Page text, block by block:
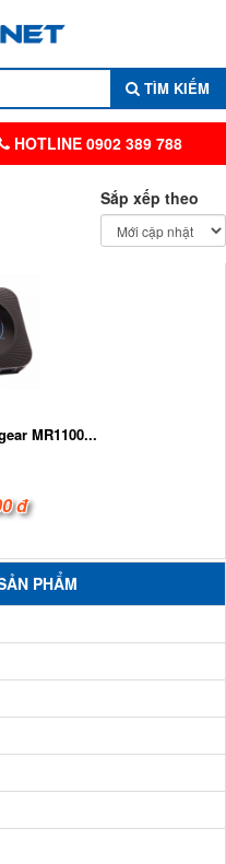
TÌM KIẾM
HOTLINE 0902 389 788
Sắp xếp theo
MR1100...
đ
PHẨM